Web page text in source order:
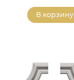
В корзину